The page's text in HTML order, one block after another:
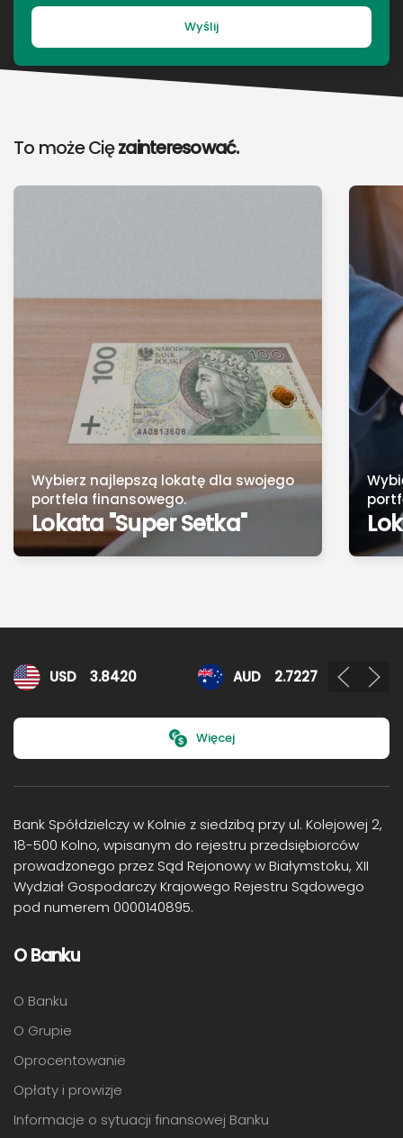
Wyślij
To może Cięzainteresować.
Wybierz najlepszą lokatę dla swojego
portfela finansowego.
Lokata "Super Setka"
Kursy walut
USD 3.8420 AUD 2.7227
Więcej
Bank Spółdzielczy w Kolnie z siedzibą przy ul. Kolejowej 2,
18-500 Kolno, wpisanym do rejestru przedsiębiorców
prowadzonego przez Sąd Rejonowy w Białymstoku, XII
Wydział Gospodarczy Krajowego Rejestru Sądowego
pod numerem 0000140895.
O Banku
O Banku
O Grupie
Oprocentowanie
Opłaty i prowizje
Informacje o sytuacji finansowej Banku